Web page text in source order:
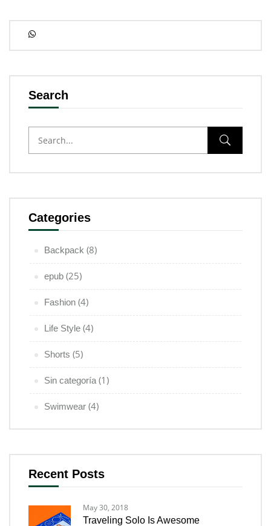
Search
Categories
Backpack (8)
epub (25)
Fashion (4)
Life Style (4)
Shorts (5)
Sin categoría(1)
Swimwear (4)
Recent Posts
May 30, 2018
Traveling Solo Is Awesome